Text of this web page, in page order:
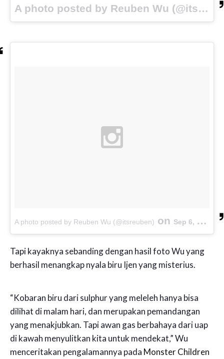
A photo posted by Reuben Wu (@itsreuben) on
A photo posted by Reuben Wu (@itsreuben) on Sep 6, 2015 at 5:23am PDT
Tapi kayaknya sebanding dengan hasil foto Wu yang
berhasil menangkap nyala biru Ijen yang misterius.
“Kobaran biru dari sulphur yang meleleh hanya bisa
dilihat di malam hari, dan merupakan pemandangan
yang menakjubkan. Tapi awan gas berbahaya dari uap
di kawah menyulitkan kita untuk mendekat,” Wu
menceritakan pengalamannya pada Monster Children